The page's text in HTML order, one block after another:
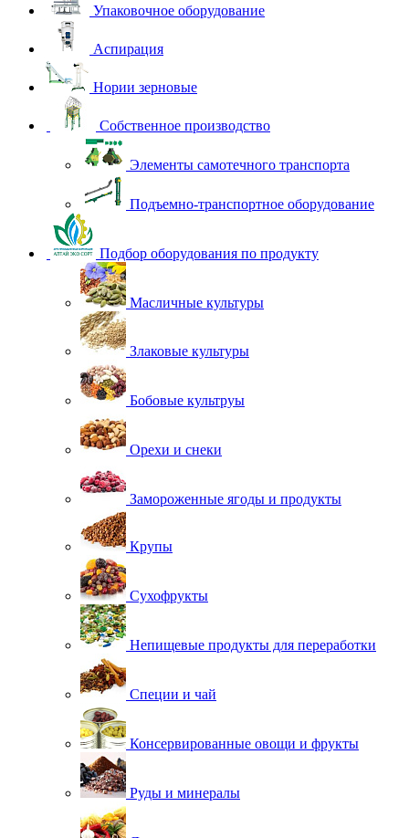
Упаковочное оборудование
Аспирация
Нории зерновые
Собственное производство
Элементы самотечного транспорта
Подъемно-транспортное оборудование
Подбор оборудования по продукту
Масличные культуры
Злаковые культуры
Бобовые культруы
Орехи и снеки
Замороженные ягоды и продукты
Крупы
Сухофрукты
Непищевые продукты для переработки
Специи и чай
Консервированные овощи и фрукты
Руды и минералы